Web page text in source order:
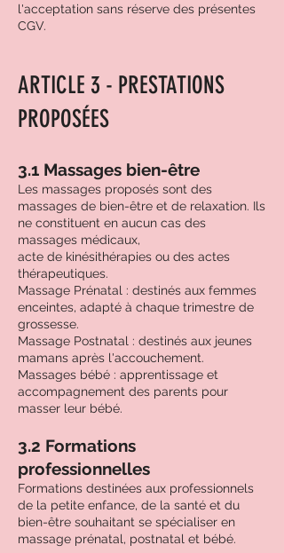
l'acceptation sans réserve des présentes
CGV.
ARTICLE 3 - PRESTATIONS
PROPOSÉES
3.1 Massages bien-être
Les massages proposés sont des
massages de bien-être et de relaxation. Ils
ne constituent en aucun cas des
massages médicaux,
acte de kinésithérapies ou des actes
thérapeutiques.
Massage Prénatal : destinés aux femmes
enceintes, adapté à chaque trimestre de
grossesse.
Massage Postnatal : destinés aux jeunes
mamans après l'accouchement.
Massages bébé : apprentissage et
accompagnement des parents pour
masser leur bébé.
3.2 Formations
professionnelles
Formations destinées aux professionnels
de la petite enfance, de la santé et du
bien-être souhaitant se spécialiser en
massage prénatal, postnatal et bébé.